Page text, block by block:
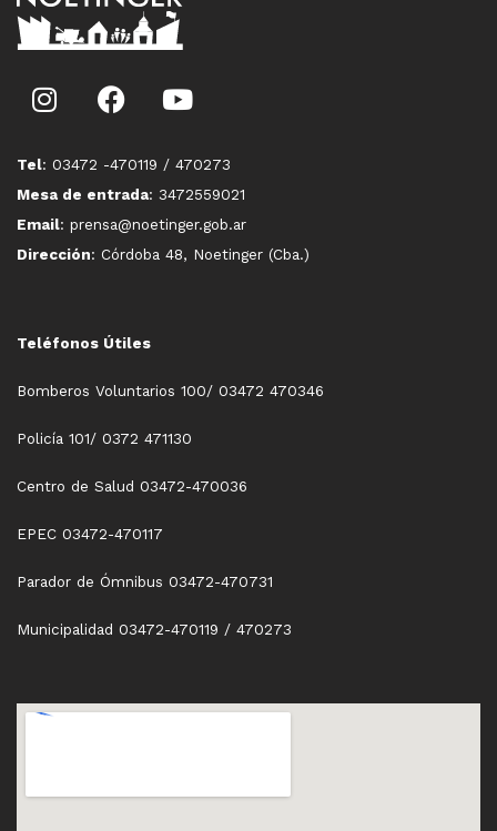
Tel: 03472 -470119 / 470273
Mesa de entrada: 3472559021
Email: prensa@noetinger.gob.ar
Dirección: Córdoba 48, Noetinger (Cba.)
Teléfonos Útiles
Bomberos Voluntarios 100/ 03472 470346
Policía 101/ 0372 471130
Centro de Salud 03472-470036
EPEC 03472-470117
Parador de Ómnibus 03472-470731
Municipalidad 03472-470119 / 470273